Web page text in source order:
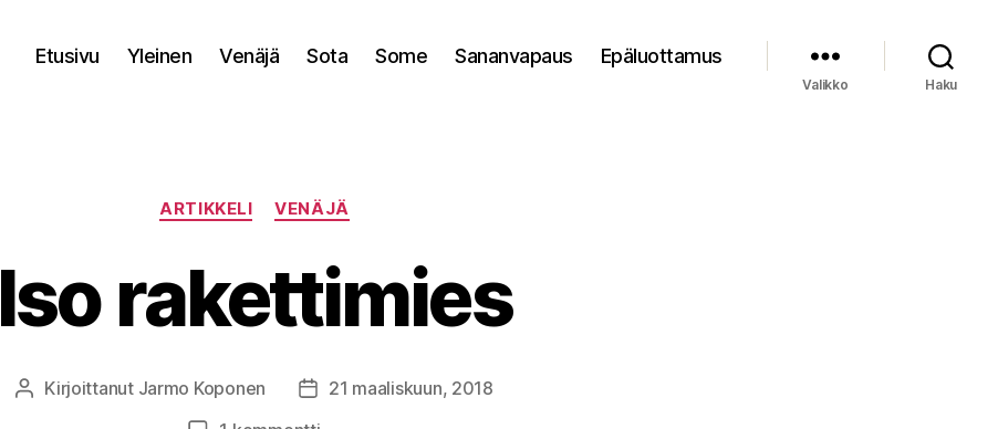
Etusivu Yleinen Venäjä Sota Some Sananvapaus Epäluottamus
Valikko Haku
Kategoriat
ARTIKKELI VENÄJÄ
Iso rakettimies
Kirjoittaja
Kirjoittanut Jarmo Koponen Julkaisupäivämäärä
21 maaliskuun, 2018